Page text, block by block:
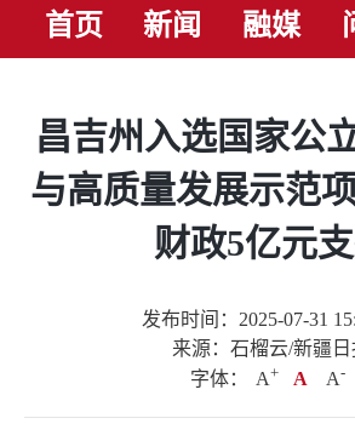
首页 新闻 融媒
昌吉州入选国家公
与高质量发展示范
财政5亿元
发布时间：2025-07-31
来源：石榴云/新疆日
字体：
A+ A A-